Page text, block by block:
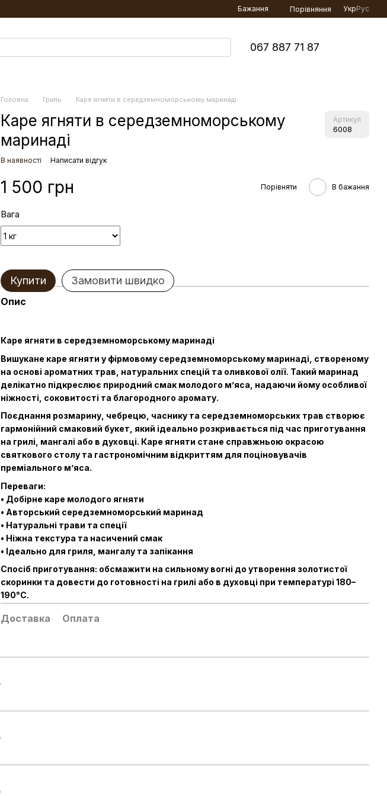
Бажання Порівняння УкрРус
067 887 71 87
Головна Гриль Каре ягняти в середземноморському маринаді
Каре ягняти в середземноморському
маринаді
Артикул
6008
В наявності Написати відгук
1 500 грн Порівняти В бажання
Вага
Купити Замовити швидко
Опис
Каре ягняти в середземноморському маринаді
Вишукане каре ягняти у фірмовому середземноморському маринаді, створеному
на основі ароматних трав, натуральних спецій та оливкової олії. Такий маринад
делікатно підкреслює природний смак молодого м’яса, надаючи йому особливої
ніжності, соковитості та благородного аромату.
Поєднання розмарину, чебрецю, часнику та середземноморських трав створює
гармонійний смаковий букет, який ідеально розкривається під час приготування
на грилі, мангалі або в духовці. Каре ягняти стане справжньою окрасою
святкового столу та гастрономічним відкриттям для поціновувачів
преміального м’яса.
Переваги:
• Добірне каре молодого ягняти
• Авторський середземноморський маринад
• Натуральні трави та спеції
• Ніжна текстура та насичений смак
• Ідеально для гриля, мангалу та запікання
Спосіб приготування: обсмажити на сильному вогні до утворення золотистої
скоринки та довести до готовності на грилі або в духовці при температурі 180–
190°C.
Доставка Оплата